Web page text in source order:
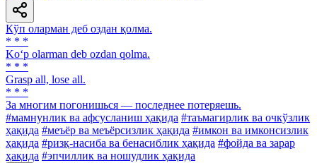
Кўп оларман деб оздан қолма.
* * *
Ko‘p olarman deb ozdan qolma.
* * *
Grasp all, lose all.
* * *
За многим погонишься — последнее потеряешь.
#мамнунлик ва афсусланиш ҳақида #таъмагирлик ва очкўзлик
ҳақида #меъёр ва меъёрсизлик ҳақида #имкон ва имконсизлик
ҳақида #ризқ-насиба ва бенасиблик ҳақида #фойда ва зарар
ҳақида #эпчиллик ва ношудлик ҳақида